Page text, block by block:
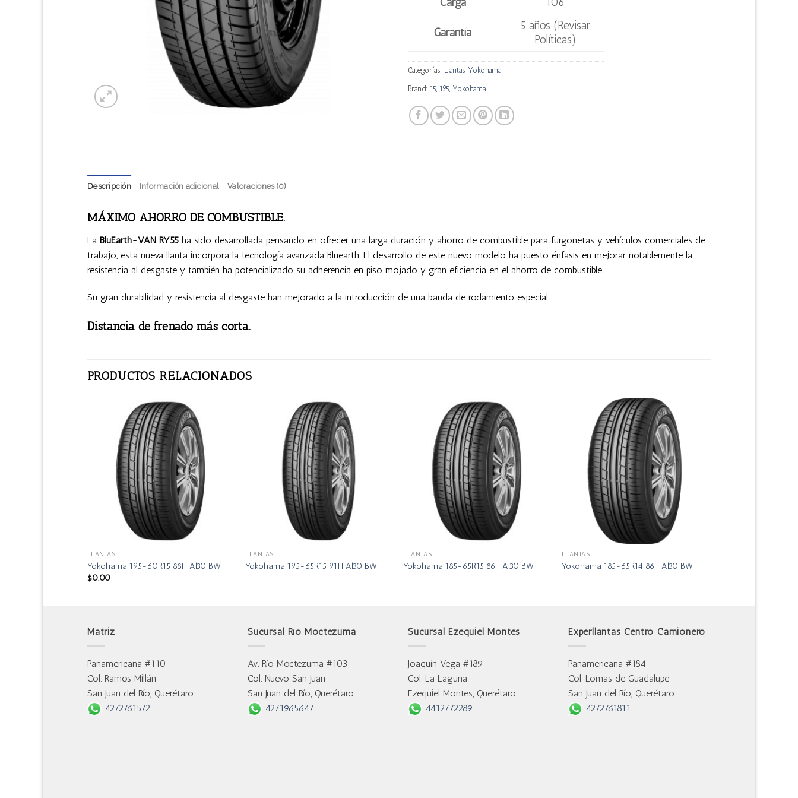
Garantía
5 años (Revisar
Políticas)
Categorías: Llantas, Yokohama
Brand: 15, 195, Yokohama
Descripción Información adicional Valoraciones (0)
MÁXIMO AHORRO DE COMBUSTIBLE.
La BluEarth-VAN RY55 ha sido desarrollada pensando en ofrecer una larga duración y ahorro de combustible para furgonetas y vehículos comerciales de
trabajo, esta nueva llanta incorpora la tecnología avanzada Bluearth. El desarrollo de este nuevo modelo ha puesto énfasis en mejorar notablemente la
resistencia al desgaste y también ha potencializado su adherencia en piso mojado y gran eficiencia en el ahorro de combustible.
Su gran durabilidad y resistencia al desgaste han mejorado a la introducción de una banda de rodamiento especial
Distancia de frenado más corta.
PRODUCTOS RELACIONADOS
LLANTAS
Yokohama 195-60R15 88H Al30 BW
$0.00
LLANTAS
Yokohama 195-65R15 91H Al30 BW
LLANTAS
Yokohama 185-65R15 86T Al30 BW
LLANTAS
Yokohama 185-65R14 86T Al30 BW
Matriz
Panamericana #110
Col. Ramos Millán
San Juan del Río, Querétaro
4272761572
Sucursal Río Moctezuma
Av. Río Moctezuma #103
Col. Nuevo San Juan
San Juan del Río, Querétaro
4271965647
Sucursal Ezequiel Montes
Joaquín Vega #189
Col. La Laguna
Ezequiel Montes, Querétaro
4412772289
Experllantas Centro Camionero
Panamericana #184
Col. Lomas de Guadalupe
San Juan del Río, Querétaro
4272761811